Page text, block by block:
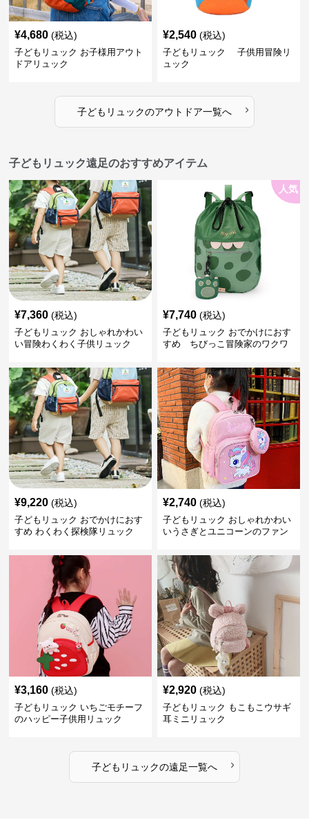
¥4,680 (税込)
子どもリュック お子様用アウト
ドアリュック
¥2,540 (税込)
子どもリュック 子供用冒険リ
ュック
子どもリュックのアウトドア一覧へ ›
子どもリュック遠足のおすすめアイテム
¥7,360 (税込)
子どもリュック おしゃれかわい
い冒険わくわく子供リュック
人気
¥7,740 (税込)
子どもリュック おでかけにおす
すめ ちびっこ冒険家のワクワ
¥9,220 (税込)
子どもリュック おでかけにおす
すめ わくわく探検隊リュック
¥2,740 (税込)
子どもリュック おしゃれかわい
いうさぎとユニコーンのファン
¥3,160 (税込)
子どもリュック いちごモチーフ
のハッピー子供用リュック
¥2,920 (税込)
子どもリュック もこもこウサギ
耳ミニリュック
子どもリュックの遠足一覧へ ›